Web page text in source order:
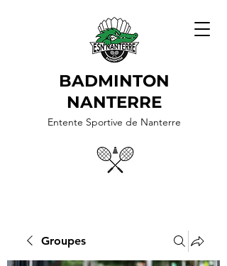
BADMINTON
NANTERRE
Entente Sportive de Nanterre
Groupes